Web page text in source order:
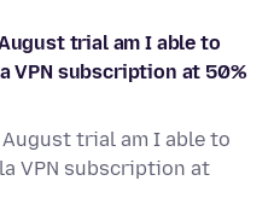
trial am I able to
VPN subscription at 50%
trial am I able to
VPN subscription at